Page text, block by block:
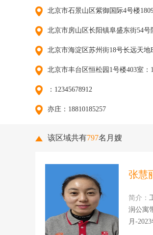
北京市石景山区紫御国际4号楼
北京市房山区长阳镇阜盛东街54号
北京市海淀区苏州街18号长远天地
北京市丰台区恒松园1号楼403室：
：12345678912
亦庄：18810185257
该区域共有797名月嫂
张慧
简介：
润公寓
月-2023年1月